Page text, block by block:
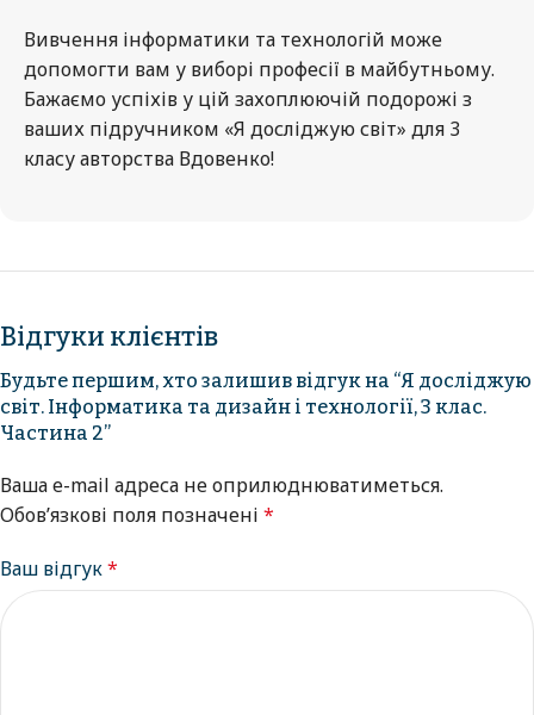
Вивчення інформатики та технологій може
допомогти вам у виборі професії в майбутньому.
Бажаємо успіхів у цій захоплюючій подорожі з
ваших підручником «Я досліджую світ» для 3
класу авторства Вдовенко!
Відгуки клієнтів
Будьте першим, хто залишив відгук на “Я досліджую
світ. Інформатика та дизайн і технології, 3 клас.
Частина 2”
Ваша e-mail адреса не оприлюднюватиметься.
Обов’язкові поля позначені *
Ваш відгук*